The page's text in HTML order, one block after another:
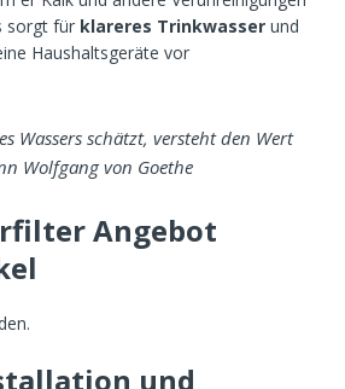
sorgt für klareres Trinkwasser und
Haushaltsgeräte vor
Wassers schätzt, versteht den Wert
Wolfgang von Goethe
Angebot
und